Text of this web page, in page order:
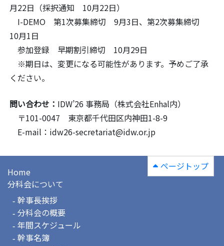
月22日（採択通知 10月22日）
I-DEMO 第1次募集締切 9月3日、第2次募集締切
10月1日
参加登録 早期割引締切 10月29日
※期日は、変更になる可能性があります。予めご了承
ください。
問い合わせ： IDW’26 事務局（株式会社Enhal内）
〒101-0047 東京都千代田区内神田1-8-9
E-mail：idw26-secretariat@idw.or.jp
ページトップ
Home
分科会について
幹事長挨拶
分科会の概要
年間スケジュール
幹事名簿